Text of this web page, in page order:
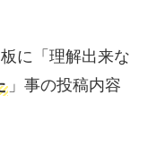
に「理解出来な
」事の投稿内容